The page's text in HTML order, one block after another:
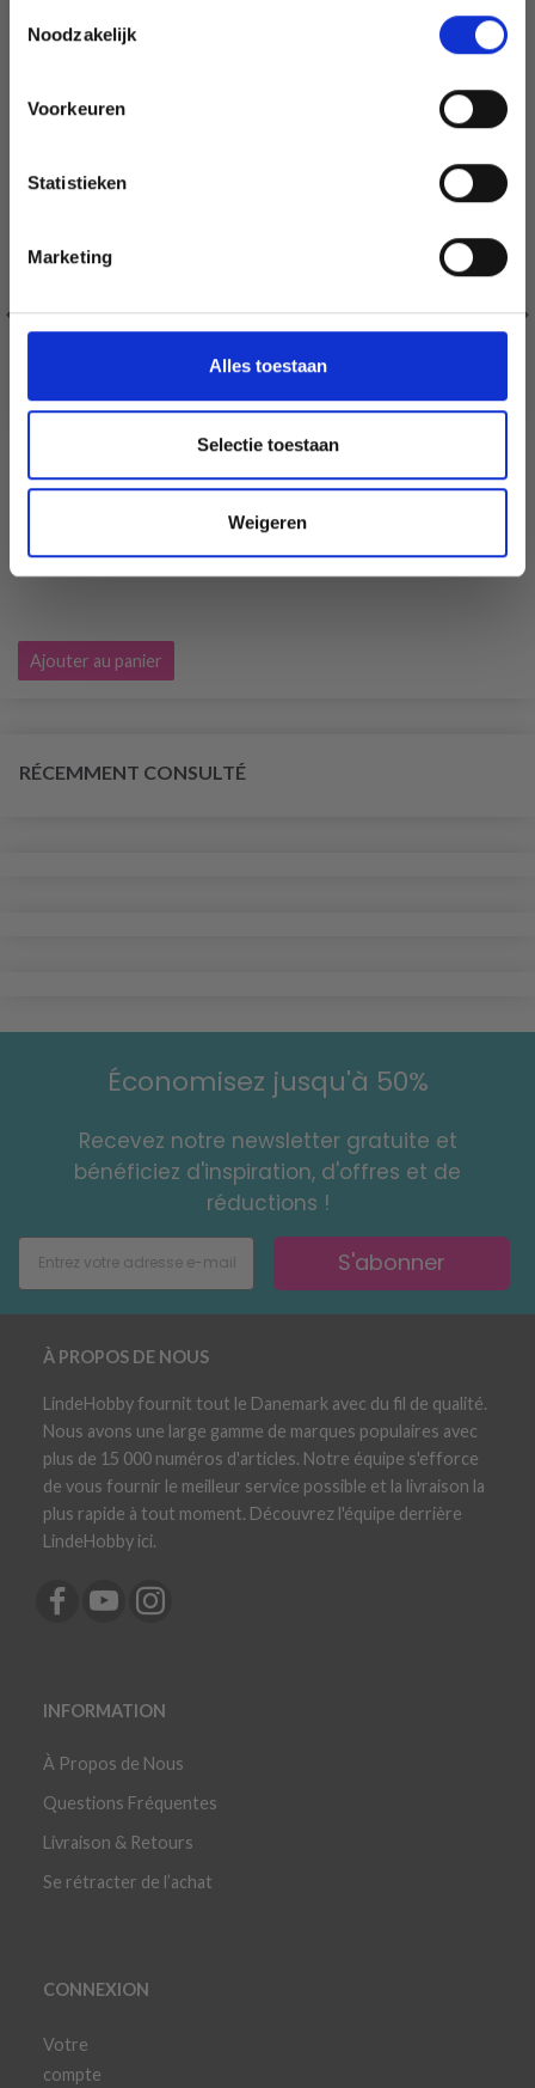
Noodzakelijk
Voorkeuren
Statistieken
Marketing
Alles toestaan
Selectie toestaan
Weigeren
HOBBYARTS NEZ DE SÉCURITÉ TRIANGULAIRE MIX,
NOIR, 20 PCS.
Ajouter au panier
RÉCEMMENT CONSULTÉ
Économisez jusqu'à 50%
Recevez notre newsletter gratuite et
bénéficiez d'inspiration, d'offres et de
réductions !
S'abonner
À PROPOS DE NOUS
LindeHobby fournit tout le Danemark avec du fil de qualité.
Nous avons une large gamme de marques populaires avec
plus de 15 000 numéros d'articles. Notre équipe s'efforce
de vous fournir le meilleur service possible et la livraison la
plus rapide à tout moment. Découvrez l'équipe derrière
LindeHobby ici.
INFORMATION
À Propos de Nous
Questions Fréquentes
Livraison & Retours
Se rétracter de l’achat
CONNEXION
Votre
compte
Wil je liever nieuws ontvangen over onze
Nederlands?